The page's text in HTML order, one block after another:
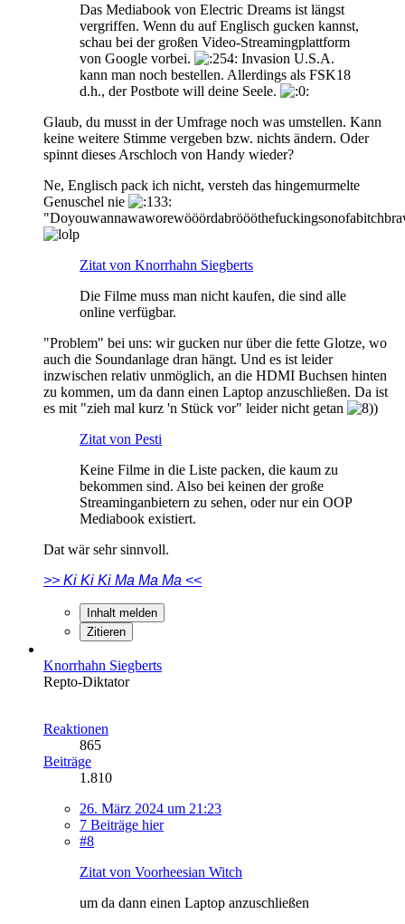
Das Mediabook von Electric Dreams ist längst
vergriffen. Wenn du auf Englisch gucken kannst,
schau bei der großen Video-Streamingplattform
von Google vorbei.
Invasion U.S.A.
kann man noch bestellen. Allerdings als FSK18
d.h., der Postbote will deine Seele.
Glaub, du musst in der Umfrage noch was umstellen. Kann
keine weitere Stimme vergeben bzw. nichts ändern. Oder
spinnt dieses Arschloch von Handy wieder?
Ne, Englisch pack ich nicht, versteh das hingemurmelte
Genuschel nie
Zitat von Knorrhahn Siegberts
Die Filme muss man nicht kaufen, die sind alle
online verfügbar.
"Problem" bei uns: wir gucken nur über die fette Glotze, wo
auch die Soundanlage dran hängt. Und es ist leider
inzwischen relativ unmöglich, an die HDMI Buchsen hinten
zu kommen, um da dann einen Laptop anzuschließen. Da ist
es mit "zieh mal kurz 'n Stück vor" leider nicht getan
Zitat von Pesti
Keine Filme in die Liste packen, die kaum zu
bekommen sind. Also bei keinen der große
Streaminganbietern zu sehen, oder nur ein OOP
Mediabook existiert.
Dat wär sehr sinnvoll.
>> Ki Ki Ki Ma Ma Ma <<
Inhalt melden
Zitieren
Knorrhahn Siegberts
Repto-Diktator
Reaktionen
865
Beiträge
1.810
26. März 2024 um 21:23
7 Beiträge hier
#8
Zitat von Voorheesian Witch
um da dann einen Laptop anzuschließen